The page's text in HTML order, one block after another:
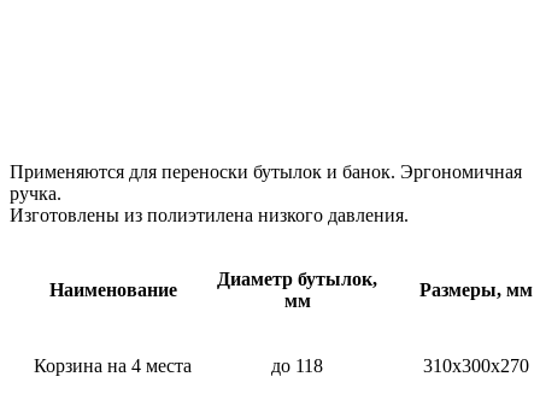
Применяются для переноски бутылок и банок. Эргономичная
ручка.
Изготовлены из полиэтилена низкого давления.
Наименование
Диаметр бутылок,
мм
Размеры, мм
Корзина на 4 места до 118 310х300х270